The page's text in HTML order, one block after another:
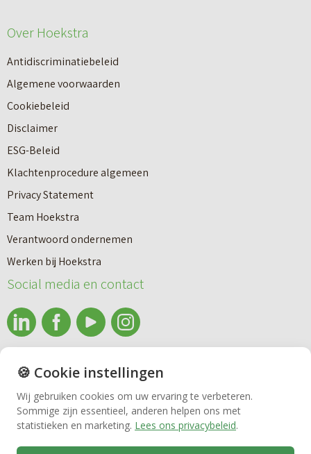
Nieuwbouw
Huren
Bedrijfsmakelaardij
Vastgoedbeheer
n
n
a
a
r
e
e
n
n
i
e
u
o
w
e
u
Over Hoekstra
Antidiscriminatiebeleid
Algemene voorwaarden
Cookiebeleid
Disclaimer
ESG-Beleid
Klachtenprocedure algemeen
Privacy Statement
Team Hoekstra
Verantwoord ondernemen
Werken bij Hoekstra
Social media en contact
info@makelaardijhoekstra.nl
Alle contactgegevens
Bekijk de laatste nieuwsbrief van Makelaardij Hoekstra
Inschrijven nieuwsbrief Makelaardij Hoekstra
🍪 Cookie instellingen
Wij gebruiken cookies om uw ervaring te verbeteren.
Sommige zijn essentieel, anderen helpen ons met
statistieken en marketing. Lees ons privacybeleid.